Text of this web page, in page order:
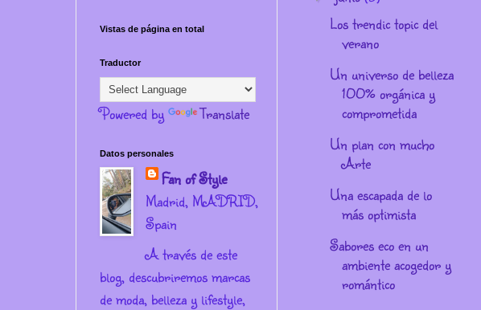
Vistas de página en total
Traductor
Powered by Translate
Datos personales
Fan of Style
Madrid, MADRID,
Spain
A través de este
blog, descubriremos marcas
de moda, belleza y lifestyle,
Los trendic topic del
verano
Un universo de belleza
100% orgánica y
comprometida
Un plan con mucho
Arte
Una escapada de lo
más optimista
Sabores eco en un
ambiente acogedor y
romántico